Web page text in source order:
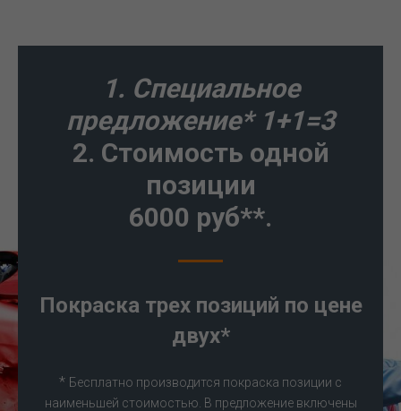
1. Специальное
предложение* 1+1=3
2. Стоимость одной
позиции
6000 руб**.
Покраска трех позиций по цене
двух*
* Бесплатно производится покраска позиции с
наименьшей стоимостью. В предложение включены